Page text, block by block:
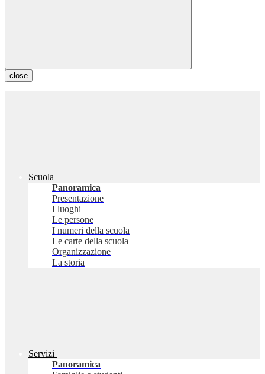
close
Scuola
Panoramica
Presentazione
I luoghi
Le persone
I numeri della scuola
Le carte della scuola
Organizzazione
La storia
Servizi
Panoramica